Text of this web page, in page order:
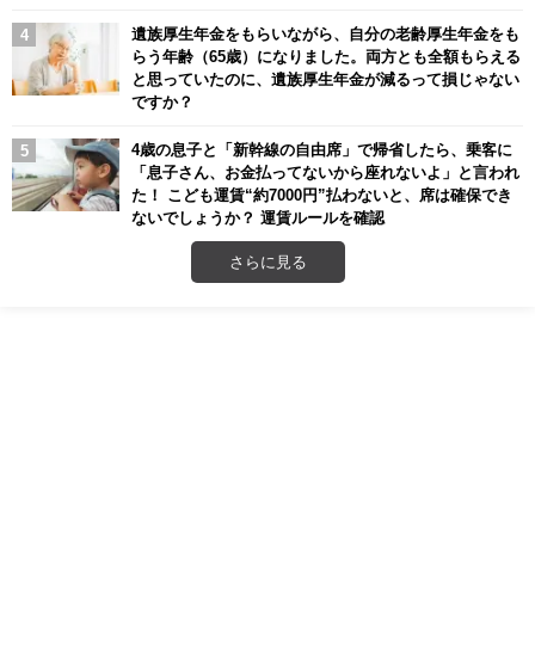
遺族厚生年金をもらいながら、自分の老齢厚生年金をも
らう年齢（65歳）になりました。両方とも全額もらえる
と思っていたのに、遺族厚生年金が減るって損じゃない
ですか？
4歳の息子と「新幹線の自由席」で帰省したら、乗客に
「息子さん、お金払ってないから座れないよ」と言われ
た！ こども運賃“約7000円”払わないと、席は確保でき
ないでしょうか？ 運賃ルールを確認
さらに見る